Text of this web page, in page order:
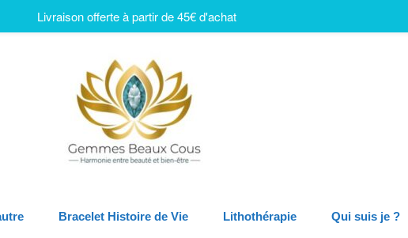
Bracelet Histoire de Vie Lithothérapie Qui suis je ?
Livraison offerte à partir de 45€ d'achat